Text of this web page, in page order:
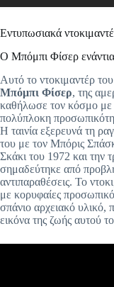
Εντυπωσιακά
Ο Μπόμπι Φίσερ
Αυτό το ντοκιμαντέρ
Μπόμπι Φίσερ, της
καθήλωσε τον κόσμο με
πολύπλοκη
Η ταινία εξερευνά τη
του με τον Μπόρις
Σκάκι του 1972 και την
σημαδεύτηκε από
αντιπαραθέσεις. Το
με κορυφαίες
σπάνιο αρχειακό υλικό,
εικόνα της ζωής αυτού